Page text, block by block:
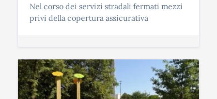
Nel corso dei servizi stradali fermati mezzi
privi della copertura assicurativa